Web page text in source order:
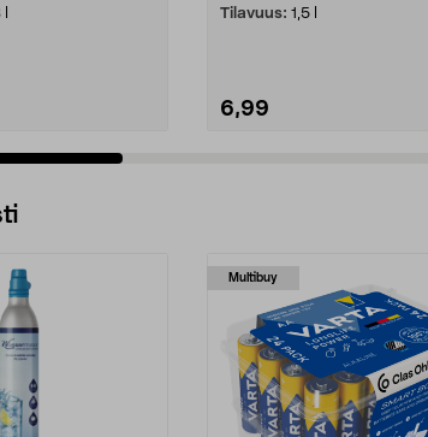
Tilavuus: 1,5 l
6,99
Multibuy